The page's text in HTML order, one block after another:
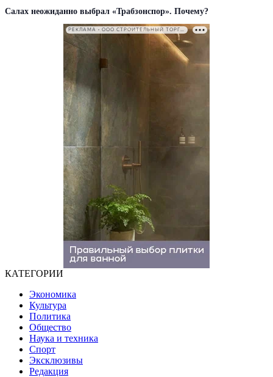
Салах неожиданно выбрал «Трабзонспор». Почему?
РЕКЛАМА • ООО СТРОИТЕЛЬНЫЙ ТОРГОВЫЙ ДОМ «ПЕТРОВИЧ». ИНН: 7802348846
КАТЕГОРИИ
Экономика
Культура
Политика
Общество
Наука и техника
Спорт
Эксклюзивы
Редакция